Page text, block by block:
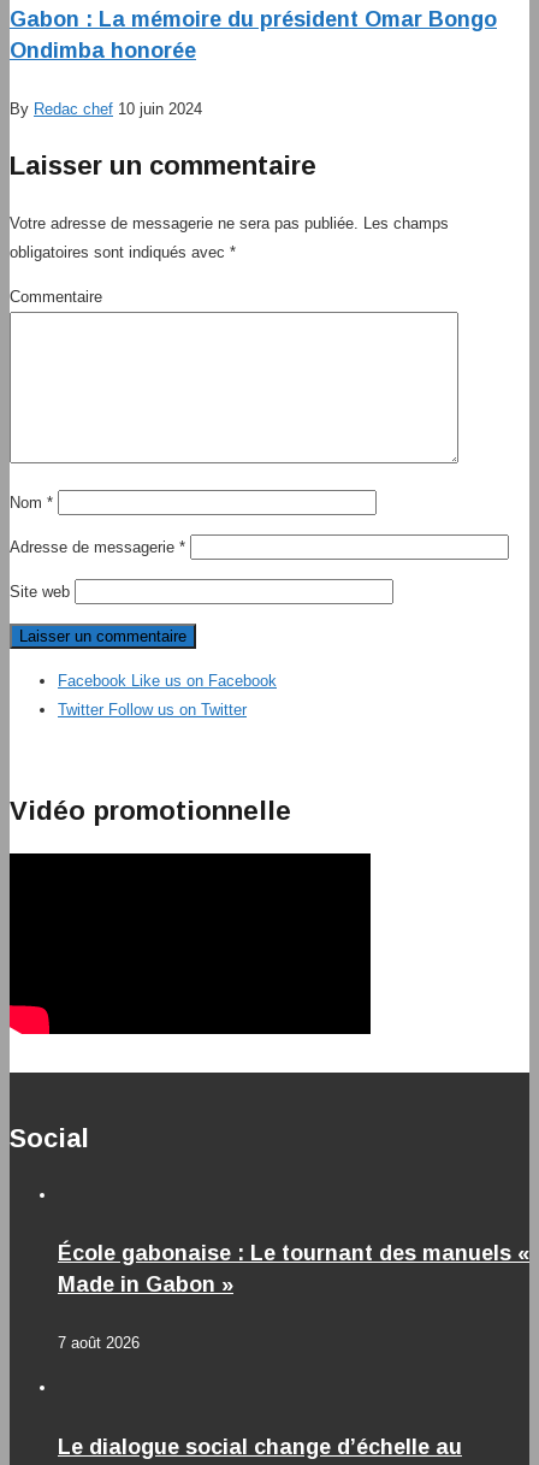
Gabon : La mémoire du président Omar Bongo
Ondimba honorée
By Redac chef 10 juin 2024
Laisser un commentaire
Votre adresse de messagerie ne sera pas publiée. Les champs
obligatoires sont indiqués avec *
Commentaire
Nom *
Adresse de messagerie *
Site web
Facebook Like us on Facebook
Twitter Follow us on Twitter
Vidéo promotionnelle
Social
École gabonaise : Le tournant des manuels «
Made in Gabon »
7 août 2026
Le dialogue social change d’échelle au